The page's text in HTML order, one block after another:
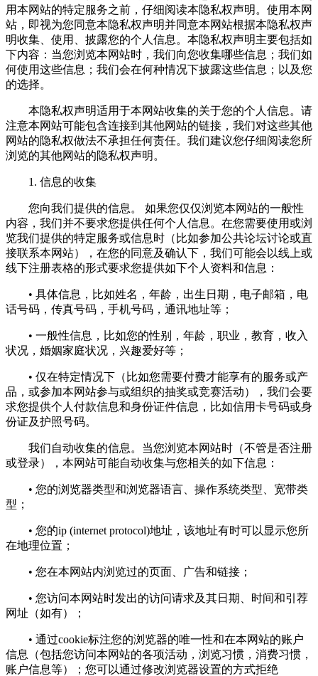
用本网站的特定服务之前，仔细阅读本隐私权声明。使用本网
站，即视为您同意本隐私权声明并同意本网站根据本隐私权声
明收集、使用、披露您的个人信息。本隐私权声明主要包括如
下内容：当您浏览本网站时，我们向您收集哪些信息；我们如
何使用这些信息；我们会在何种情况下披露这些信息；以及您
的选择。
本隐私权声明适用于本网站收集的关于您的个人信息。请
注意本网站可能包含连接到其他网站的链接，我们对这些其他
网站的隐私权做法不承担任何责任。我们建议您仔细阅读您所
浏览的其他网站的隐私权声明。
1. 信息的收集
您向我们提供的信息。 如果您仅仅浏览本网站的一般性
内容，我们并不要求您提供任何个人信息。在您需要使用或浏
览我们提供的特定服务或信息时（比如参加公共论坛讨论或直
接联系本网站），在您的同意及确认下，我们可能会以线上或
线下注册表格的形式要求您提供如下个人资料和信息：
• 具体信息，比如姓名，年龄，出生日期，电子邮箱，电
话号码，传真号码，手机号码，通讯地址等；
• 一般性信息，比如您的性别，年龄，职业，教育，收入
状况，婚姻家庭状况，兴趣爱好等；
• 仅在特定情况下（比如您需要付费才能享有的服务或产
品，或参加本网站参与或组织的抽奖或竞赛活动），我们会要
求您提供个人付款信息和身份证件信息，比如信用卡号码或身
份证及护照号码。
我们自动收集的信息。当您浏览本网站时（不管是否注册
或登录），本网站可能自动收集与您相关的如下信息：
• 您的浏览器类型和浏览器语言、操作系统类型、宽带类
型；
• 您的ip (internet protocol)地址，该地址有时可以显示您所
在地理位置；
• 您在本网站内浏览过的页面、广告和链接；
• 您访问本网站时发出的访问请求及其日期、时间和引荐
网址（如有）；
• 通过cookie标注您的浏览器的唯一性和在本网站的账户
信息（包括您访问本网站的各项活动，浏览习惯，消费习惯，
账户信息等）；您可以通过修改浏览器设置的方式拒绝